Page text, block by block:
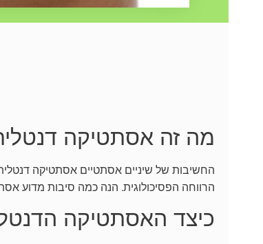
מה זה אסתטיקה
החשיבות של שיניים אסתטיים אסתטיקה
הרווחה הפסיכולוגית. הנה כמה סיבות מדוע
כיצד האסתטיקה